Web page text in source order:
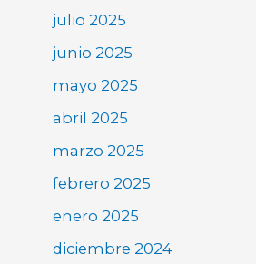
julio 2025
junio 2025
mayo 2025
abril 2025
marzo 2025
febrero 2025
enero 2025
diciembre 2024